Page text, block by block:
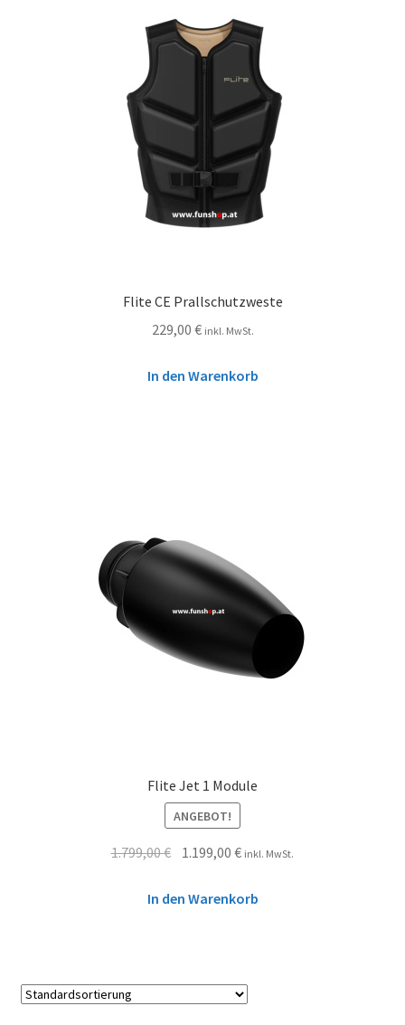
Flite CE Prallschutzweste
229,00 € inkl. MwSt.
In den Warenkorb
Flite Jet 1 Module
ANGEBOT!
1.799,00€ 1.199,00€ inkl. MwSt.
In den Warenkorb